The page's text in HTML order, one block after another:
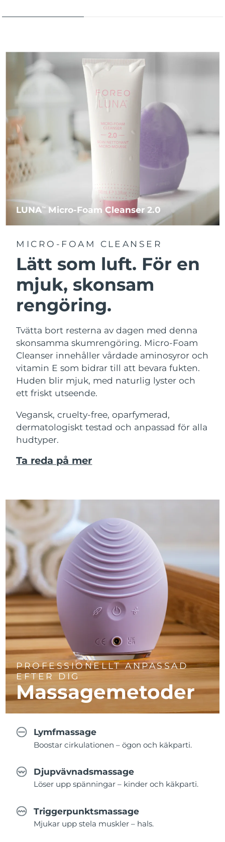
LUNATM Micro-Foam Cleanser 2.0
MICRO-FOAM CLEANSER
Lätt som luft. För en
mjuk, skonsam
rengöring.
Tvätta bort resterna av dagen med denna
skonsamma skumrengöring. Micro-Foam
Cleanser innehåller vårdade aminosyror och
vitamin E som bidrar till att bevara fukten.
Huden blir mjuk, med naturlig lyster och
ett friskt utseende.
Vegansk, cruelty-free, oparfymerad,
dermatologiskt testad och anpassad för alla
hudtyper.
Ta reda på mer
PROFESSIONELLT ANPASSAD
EFTER DIG
Massagemetoder
Lymfmassage
Boostar cirkulationen – ögon och käkparti.
Djupvävnadsmassage
Löser upp spänningar – kinder och käkparti.
Triggerpunktsmassage
Mjukar upp stela muskler – hals.